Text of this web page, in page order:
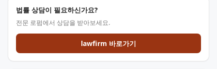
법률 상담이 필요하신가요?
전문 로펌에서 상담을 받아보세요.
lawfirm 바로가기